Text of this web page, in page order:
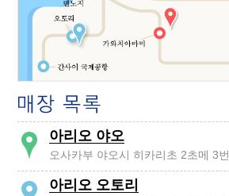
아리오 야오
오사카부 야오시 히카리초 2초메 3번
아리오 오토리